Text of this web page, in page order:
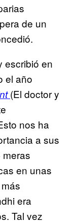
de un
escribió en
el año
(El doctor y
nos ha
a sus
en unas
era
Tal vez